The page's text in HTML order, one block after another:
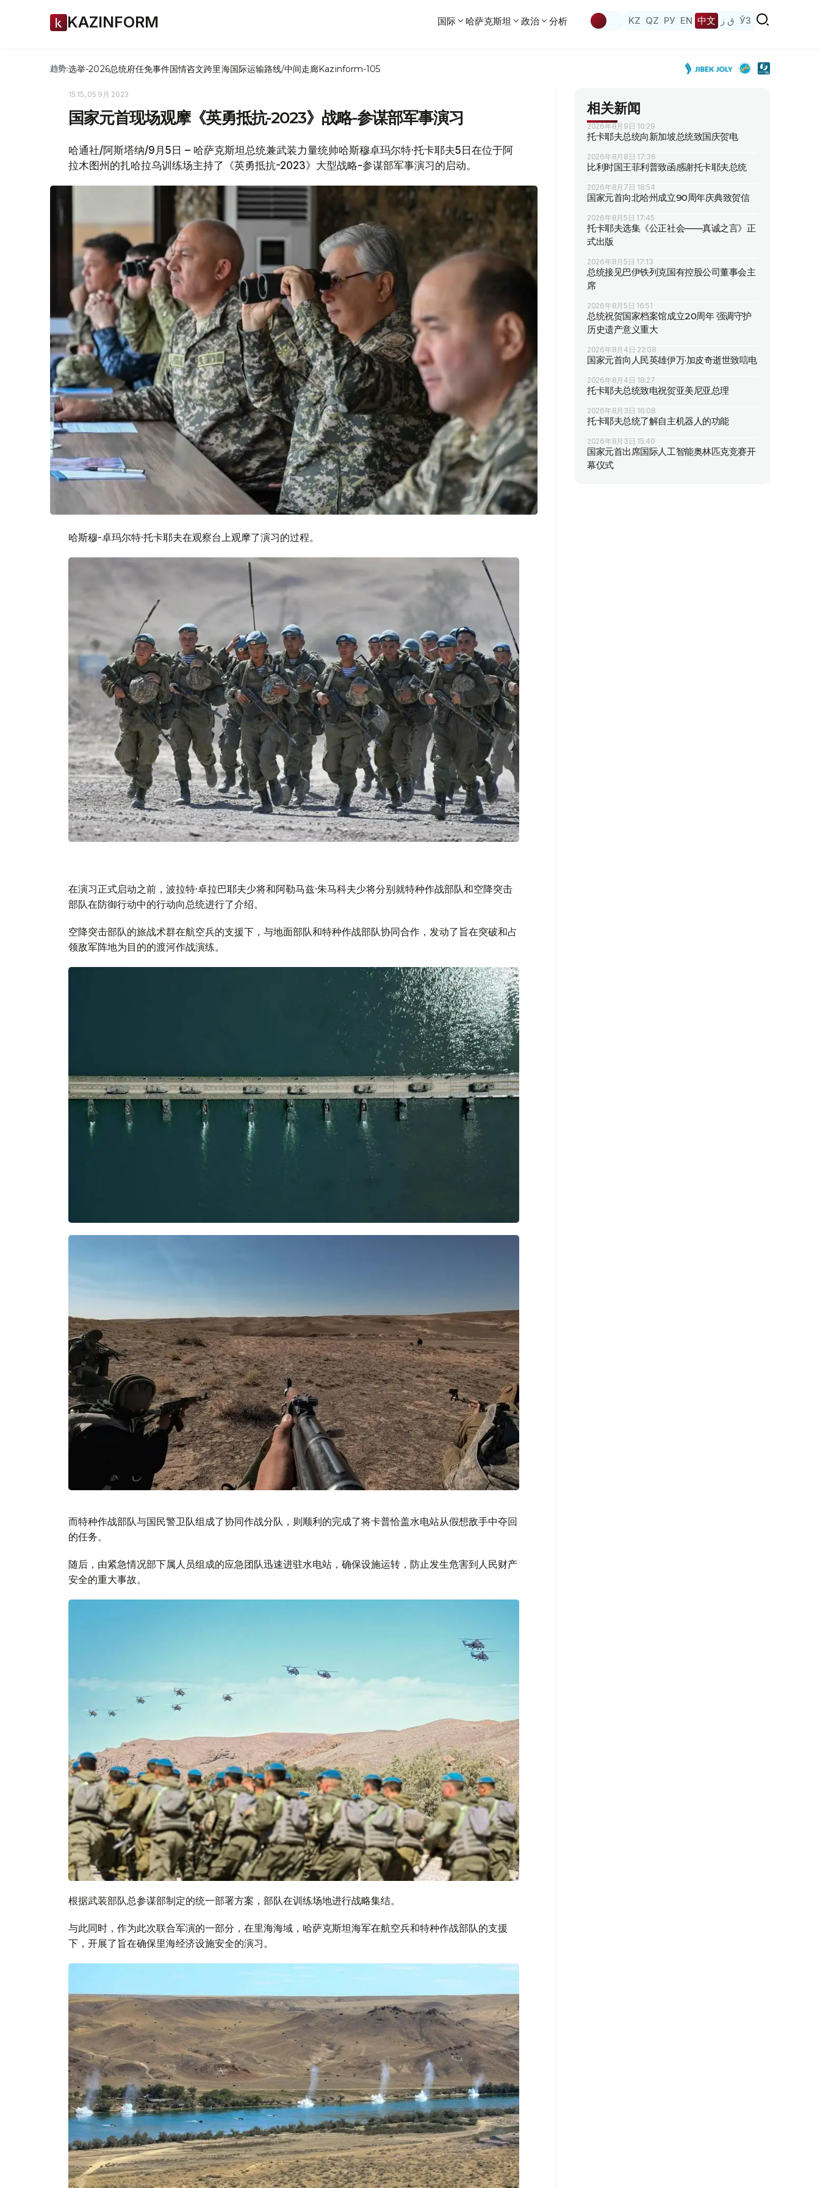
KAZINFORM 国际 哈萨克斯坦 政治 分析 KZ QZ РУ EN 中文 ق ز ЎЗ
趋势:选举-2026总统府任免事件国情咨文跨里海国际运输路线/中间走廊Kazinform-105
15:15, 05 9月 2023
国家元首现场观摩《英勇抵抗-2023》战略-参谋部军事演习
哈通社/阿斯塔纳/9月5日 – 哈萨克斯坦总统兼武装力量统帅哈斯穆卓玛尔特·托卡耶夫5日在位于阿
拉木图州的扎哈拉乌训练场主持了《英勇抵抗-2023》大型战略-参谋部军事演习的启动。
哈斯穆-卓玛尔特·托卡耶夫在观察台上观摩了演习的过程。
在演习正式启动之前，波拉特·卓拉巴耶夫少将和阿勒马兹·朱马科夫少将分别就特种作战部队和空降突击
部队在防御行动中的行动向总统进行了介绍。
空降突击部队的旅战术群在航空兵的支援下，与地面部队和特种作战部队协同合作，发动了旨在突破和占
领敌军阵地为目的的渡河作战演练。
而特种作战部队与国民警卫队组成了协同作战分队，则顺利的完成了将卡普恰盖水电站从假想敌手中夺回
的任务。
随后，由紧急情况部下属人员组成的应急团队迅速进驻水电站，确保设施运转，防止发生危害到人民财产
安全的重大事故。
根据武装部队总参谋部制定的统一部署方案，部队在训练场地进行战略集结。
与此同时，作为此次联合军演的一部分，在里海海域，哈萨克斯坦海军在航空兵和特种作战部队的支援
下，开展了旨在确保里海经济设施安全的演习。
相关新闻
2026年8月9日 10:29
托卡耶夫总统向新加坡总统致国庆贺电
2026年8月8日 17:36
比利时国王菲利普致函感谢托卡耶夫总统
2026年8月7日 18:54
国家元首向北哈州成立90周年庆典致贺信
2026年8月5日 17:45
托卡耶夫选集《公正社会——真诚之言》正
式出版
2026年8月5日 17:13
总统接见巴伊铁列克国有控股公司董事会主
席
2026年8月5日 16:51
总统祝贺国家档案馆成立20周年 强调守护
历史遗产意义重大
2026年8月4日 22:08
国家元首向人民英雄伊万·加皮奇逝世致唁电
2026年8月4日 18:27
托卡耶夫总统致电祝贺亚美尼亚总理
2026年8月3日 16:08
托卡耶夫总统了解自主机器人的功能
2026年8月3日 15:40
国家元首出席国际人工智能奥林匹克竞赛开
幕仪式